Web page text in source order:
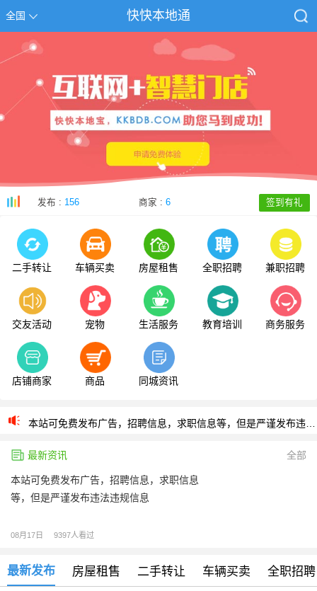
全国 快快本地通
发布 : 156 商家 :6 签到有礼
二手转让 车辆买卖 房屋租售 全职招聘 兼职招聘
交友活动 宠物 生活服务 教育培训 商务服务
店铺商家 商品
同城资讯
最新资讯 全部
本站可免费发布广告，招聘信息，求职信息
等，但是严谨发布违法违规信息
08月17日 9397人看过
最新发布 房屋租售 二手转让 车辆买卖 全职招聘